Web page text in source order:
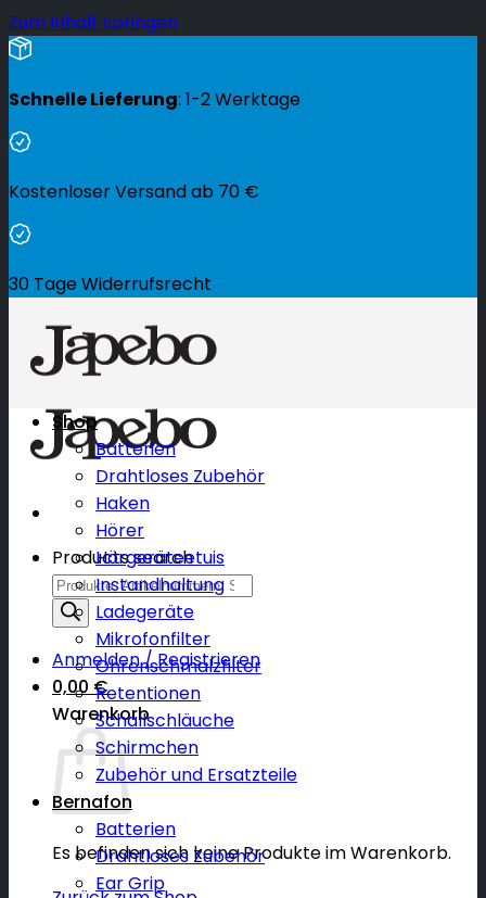
Zum Inhalt springen
Schnelle Lieferung: 1-2 Werktage
Kostenloser Versand ab 70 €
30 Tage Widerrufsrecht
Products search
Anmelden / Registrieren
0,00 €
Warenkorb
Es befinden sich keine Produkte im Warenkorb.
Shop
Batterien
Drahtloses Zubehör
Haken
Hörer
Hörgeräteetuis
Instandhaltung
Ladegeräte
Mikrofonfilter
Ohrenschmalzfilter
Retentionen
Schallschläuche
Schirmchen
Zubehör und Ersatzteile
Bernafon
Batterien
Drahtloses Zubehör
Ear Grip